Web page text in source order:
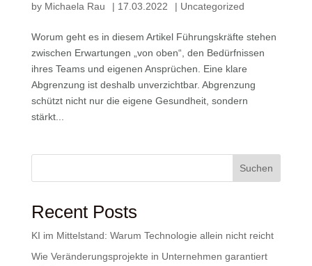
by Michaela Rau | 17.03.2022 | Uncategorized
Worum geht es in diesem Artikel Führungskräfte stehen
zwischen Erwartungen „von oben“, den Bedürfnissen
ihres Teams und eigenen Ansprüchen. Eine klare
Abgrenzung ist deshalb unverzichtbar. Abgrenzung
schützt nicht nur die eigene Gesundheit, sondern
stärkt...
Suchen
Recent Posts
KI im Mittelstand: Warum Technologie allein nicht reicht
Wie Veränderungsprojekte in Unternehmen garantiert